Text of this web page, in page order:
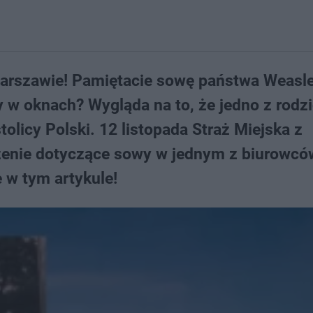
Pamiętacie sowę państwa
w oknach? Wygląda na to, że jedno z
Polski. 12 listopada Straż Miejska z
dotyczące sowy w jednym z
w tym artykule!